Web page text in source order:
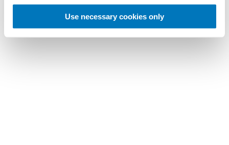
Use necessary cookies only